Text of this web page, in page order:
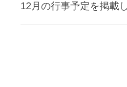
12月の行事予定を掲載